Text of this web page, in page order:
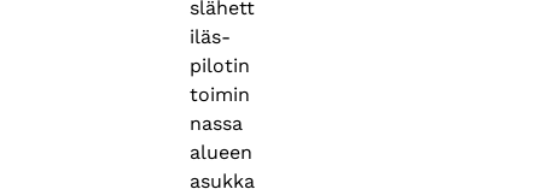
slähett
iläs-
pilotin
toimin
nassa
alueen
asukka